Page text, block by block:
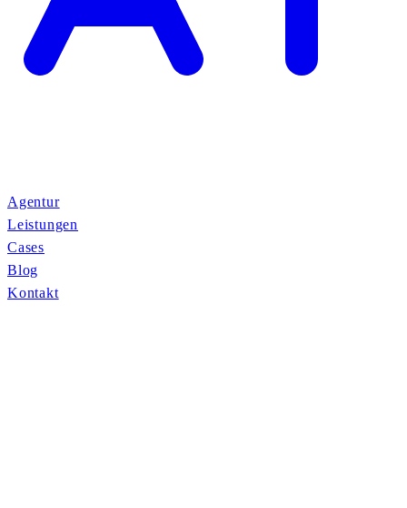
Agentur
Leistungen
Cases
Blog
Kontakt